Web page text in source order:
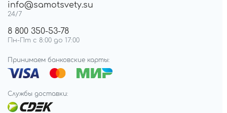
info@samotsvety.su
24/7
8 800 350-53-78
Пн-Пт с 8:00 до 17:00
Принимаем банковские карты:
Службы доставки: